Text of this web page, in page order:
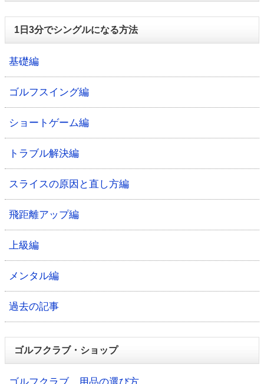
1日3分でシングルになる方法
基礎編
ゴルフスイング編
ショートゲーム編
トラブル解決編
スライスの原因と直し方編
飛距離アップ編
上級編
メンタル編
過去の記事
ゴルフクラブ・ショップ